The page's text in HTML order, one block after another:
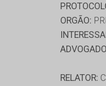
ORGÃO:
RELATOR: